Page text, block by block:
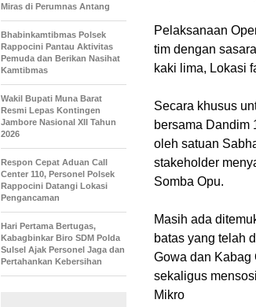
Pelaksanaan
tim dengan
kaki lima, Lokasi
Secara khusus
bersama Dandim
oleh satuan
stakeholder
Somba Opu.
Masih ada
batas yang telah
Gowa dan Kabag
sekaligus
Mikro
Miras di Perumnas Antang
Bhabinkamtibmas Polsek
Rappocini Pantau Aktivitas
Pemuda dan Berikan Nasihat
Kamtibmas
Wakil Bupati Muna Barat
Resmi Lepas Kontingen
Jambore Nasional XII Tahun
2026
Respon Cepat Aduan Call
Center 110, Personel Polsek
Rappocini Datangi Lokasi
Pengancaman
Hari Pertama Bertugas,
Kabagbinkar Biro SDM Polda
Sulsel Ajak Personel Jaga dan
Pertahankan Kebersihan